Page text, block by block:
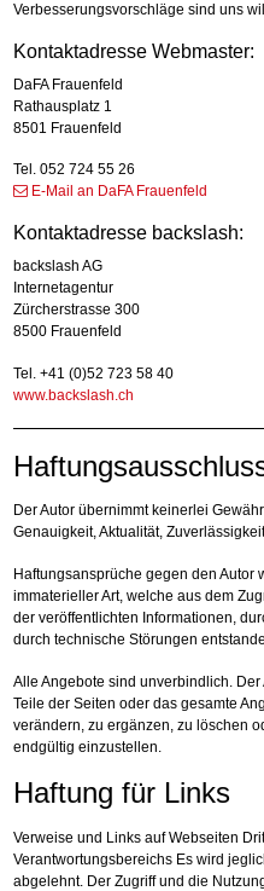
Verbesserungsvorschläge sind uns
Kontaktadresse Webmaster:
DaFA Frauenfeld
Rathausplatz 1
8501 Frauenfeld
Tel. 052 724 55 26
E-Mail an DaFA Frauenfeld
Kontaktadresse backslash:
backslash AG
Internetagentur
Zürcherstrasse 300
8500 Frauenfeld
Tel. +41 (0)52 723 58 40
www.backslash.ch
Der Autor übernimmt keinerlei
Genauigkeit, Aktualität,
Haftungsansprüche gegen den Autor
immaterieller Art, welche aus dem
der veröffentlichten Informationen,
durch technische Störungen
Alle Angebote sind unverbindlich.
Teile der Seiten oder das gesamte
verändern, zu ergänzen, zu löschen
endgültig einzustellen.
Haftung für Links
Verweise und Links auf Webseiten
Verantwortungsbereichs Es wird
abgelehnt. Der Zugriff und die